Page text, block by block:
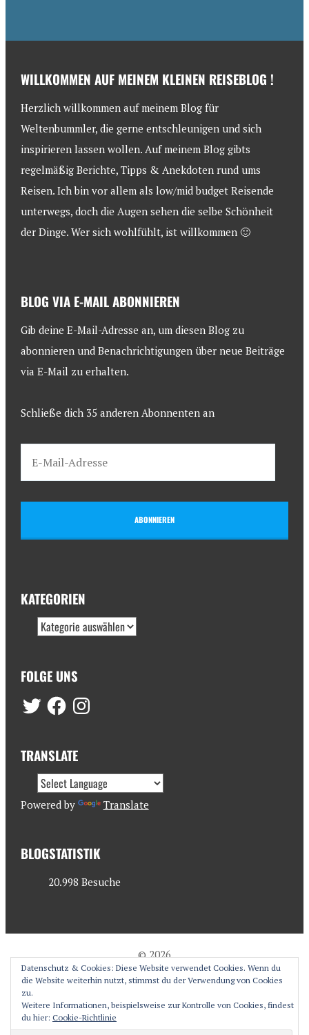
WILLKOMMEN AUF MEINEM KLEINEN REISEBLOG !
Herzlich willkommen auf meinem Blog für
Weltenbummler, die gerne entschleunigen und sich
inspirieren lassen wollen. Auf meinem Blog gibts
regelmäßig Berichte, Tipps & Anekdoten rund ums
Reisen. Ich bin vor allem als low/mid budget Reisende
unterwegs, doch die Augen sehen die selbe Schönheit
der Dinge. Wer sich wohlfühlt, ist willkommen 🙂
BLOG VIA E-MAIL ABONNIEREN
Gib deine E-Mail-Adresse an, um diesen Blog zu
abonnieren und Benachrichtigungen über neue Beiträge
via E-Mail zu erhalten.
Schließe dich 35 anderen Abonnenten an
ABONNIEREN
KATEGORIEN
FOLGE UNS
TRANSLATE
Powered by Translate
BLOGSTATISTIK
20.998 Besuche
© 2026
antjesoasis.com
Datenschutz & Cookies: Diese Website verwendet Cookies. Wenn du
die Website weiterhin nutzt, stimmst du der Verwendung von Cookies
zu.
Weitere Informationen, beispielsweise zur Kontrolle von Cookies, findest
du hier: Cookie-Richtlinie